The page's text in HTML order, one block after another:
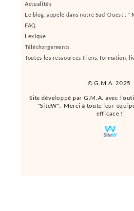
© G.M.A. 2025
Site développé par G.M.A. avec
"SiteW". Merci à toute leur
efficace !
Actualités
Le blog, appelé dans notre Sud-Ouest : "
FAQ
Lexique
Téléchargements
Toutes les ressources (liens, formation,